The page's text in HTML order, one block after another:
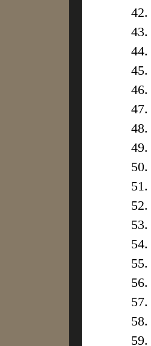
42.
43.
44.
45.
46.
47.
48.
49.
50.
51.
52.
53.
54.
55.
56.
57.
58.
59.